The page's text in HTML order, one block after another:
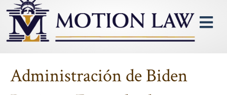
Administración de Biden